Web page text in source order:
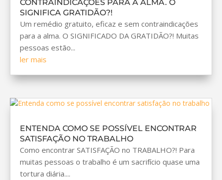
CONTRAINDICAÇÕES PARA A ALMA. O
SIGNIFICA GRATIDÃO?!
Um remédio gratuito, eficaz e sem contraindicações
para a alma. O SIGNIFICADO DA GRATIDÃO?! Muitas
pessoas estão...
ler mais
ENTENDA COMO SE POSSÍVEL ENCONTRAR
SATISFAÇÃO NO TRABALHO
Como encontrar SATISFAÇÃO no TRABALHO?! Para
muitas pessoas o trabalho é um sacrifício quase uma
tortura diária....